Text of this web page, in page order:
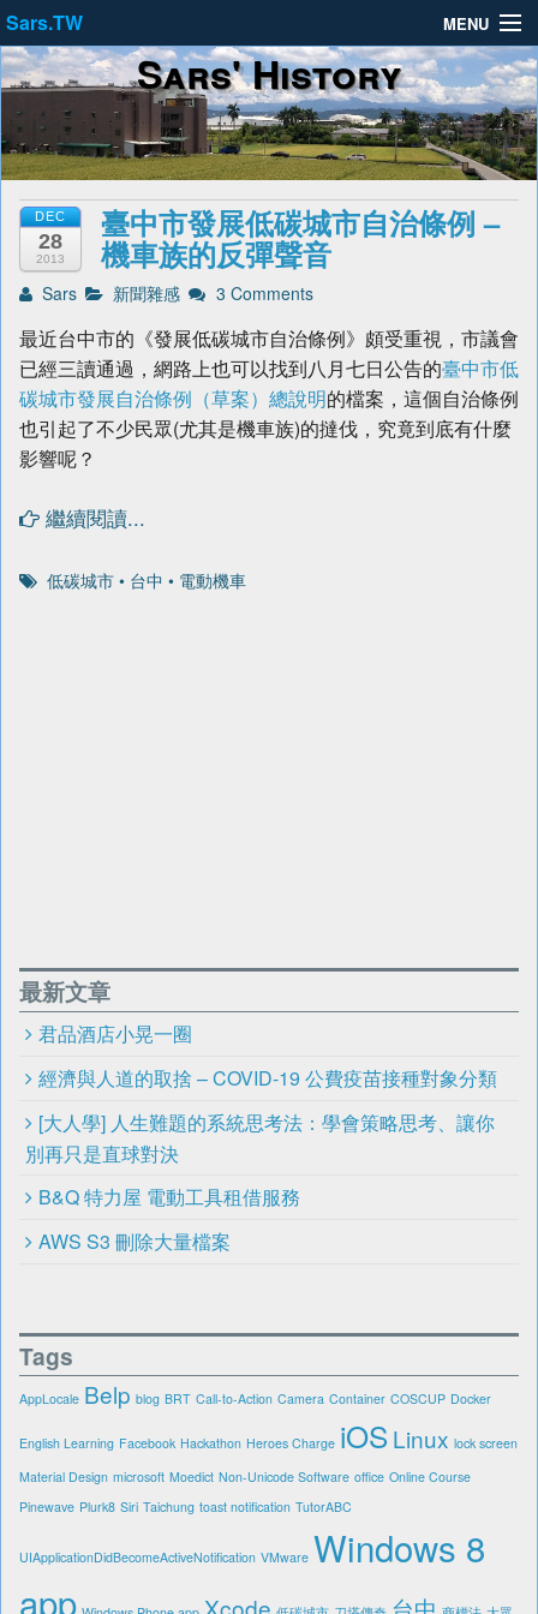
Sars.TW MENU
About
Privacy Policy
Terms of Service
Sars' History
DEC
28
2013
臺中市發展低碳城市自治條例 –
機車族的反彈聲音
Sars 新聞雜感 3 Comments
最近台中市的《發展低碳城市自治條例》頗受重視，市議會
已經三讀通過，網路上也可以找到八月七日公告的臺中市低
碳城市發展自治條例（草案）總說明的檔案，這個自治條例
也引起了不少民眾(尤其是機車族)的撻伐，究竟到底有什麼
影響呢？
繼續閱讀...
低碳城市 • 台中 • 電動機車
最新文章
君品酒店小晃一圈
經濟與人道的取捨 – COVID-19 公費疫苗接種對象分類
[大人學] 人生難題的系統思考法：學會策略思考、讓你
別再只是直球對決
B&Q 特力屋 電動工具租借服務
AWS S3 刪除大量檔案
Tags
AppLocale Belp blog BRT Call-to-Action Camera Container COSCUP Docker
English Learning Facebook Hackathon Heroes Charge iOSLinux lock screen
Material Design microsoft Moedict Non-Unicode Software office Online Course
Pinewave Plurk8 Siri Taichung toast notification TutorABC
UIApplicationDidBecomeActiveNotification VMware Windows 8
app